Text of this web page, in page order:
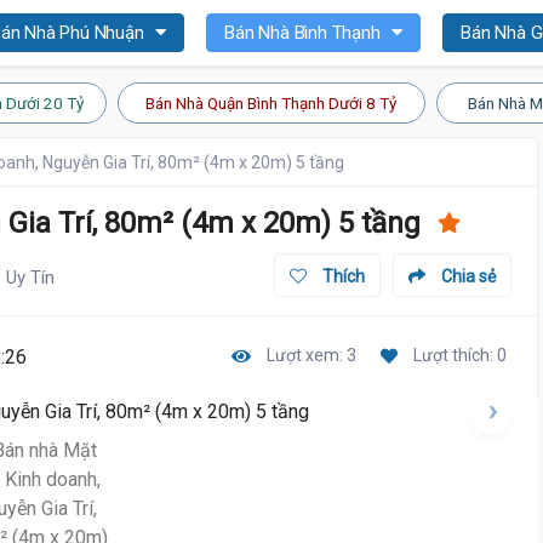
Nhà Phú Nhuận Bán Nhà Bình Thạnh Bán Nhà
Dưới 20 Tỷ Bán Nhà Quận Bình Thạnh Dưới 8 Tỷ Bán Nhà
Nguyễn Gia Trí, 80m² (4m x 20m) 5 tầng
Trí, 80m² (4m x 20m) 5 tầng
Uy Tín Chia sẻ
Thích
Lượt xem: 3 Lượt thích: 0